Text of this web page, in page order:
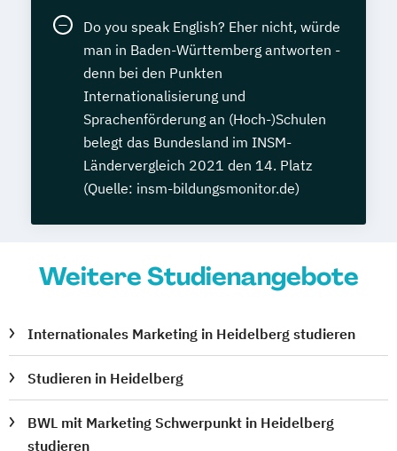
Do you speak English? Eher nicht, würde
man in Baden-Württemberg antworten -
denn bei den Punkten
Internationalisierung und
Sprachenförderung an (Hoch-)Schulen
belegt das Bundesland im INSM-
Ländervergleich 2021 den 14. Platz
(Quelle: insm-bildungsmonitor.de)
Weitere Studienangebote
Internationales Marketing in Heidelberg studieren
Studieren in Heidelberg
BWL mit Marketing Schwerpunkt in Heidelberg
studieren